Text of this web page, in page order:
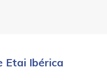
Etai Ibérica